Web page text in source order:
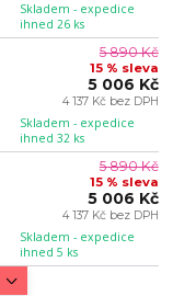
Skladem - expedice
ihned 26 ks
Skladem - expedice
ihned 32 ks
5 890 Kč
15 % sleva
5 006 Kč
4 137 Kč bez DPH
Skladem - expedice
ihned 5 ks
5 890 Kč
15 % sleva
5 006 Kč
4 137 Kč bez DPH